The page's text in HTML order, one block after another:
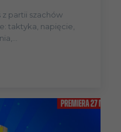
z partii szachów
taktyka, napięcie,